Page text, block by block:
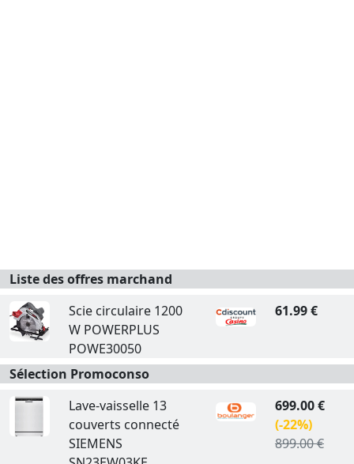
Liste des offres marchand
Scie circulaire 1200
W POWERPLUS
POWE30050
61.99 €
Sélection Promoconso
Lave-vaisselle 13
couverts connecté
SIEMENS
699.00 €
(-22%)
899.00 €